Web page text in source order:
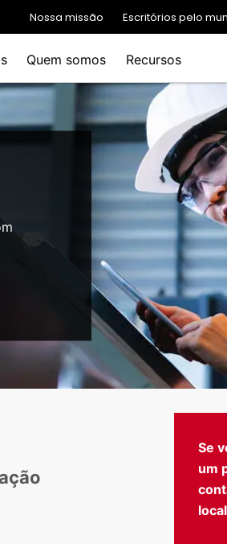
Nossa missão Escritórios pelo
Quem somos Recursos
Se
um